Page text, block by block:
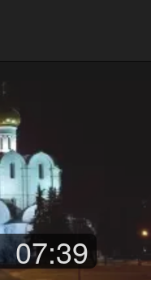
07:39